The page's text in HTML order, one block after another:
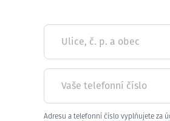
Ulice, č. p. a obec
Vaše telefonní číslo
Adresu a telefonní číslo vyplňujete za